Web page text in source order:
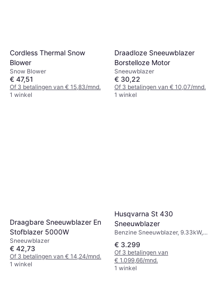
Cordless Thermal Snow
Blower
Snow Blower
€ 47,51
Of 3 betalingen van € 15,83/mnd.
1 winkel
Draadloze Sneeuwblazer
Borstelloze Motor
Sneeuwblazer
€ 30,22
Of 3 betalingen van € 10,07/mnd.
1 winkel
Draagbare Sneeuwblazer En
Stofblazer 5000W
Sneeuwblazer
€ 42,73
Of 3 betalingen van € 14,24/mnd.
1 winkel
Husqvarna St 430
Sneeuwblazer
Benzine Sneeuwblazer, 9.33kW,
€ 3.299
Of 3 betalingen van
€ 1.099,66/mnd.
1 winkel